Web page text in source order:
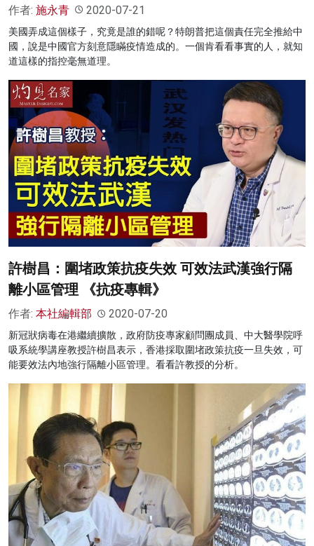
作者: 施永青 2020-07-21
美國弄成這個樣子，究竟是誰的錯呢？特朗普把這個責任完全推給中
國，說是中國官方刻意隱瞞疫情造成的。一個肯看看事實的人，就知
道這樣的指控毫無道理。
許樹昌：圍堵政策抗疫失效 可效法武漢強行隔
離小區管理 《抗疫專輯》
作者: 本社編輯部 2020-07-20
新冠狀病毒在港繼續擴散，政府防疫專家顧問團成員、中大醫學院呼
吸系統學講座教授許樹昌表示，香港採取圍堵政策抗疫一旦失效，可
能要效法內地強行隔離小區管理。看看許教授的分析。